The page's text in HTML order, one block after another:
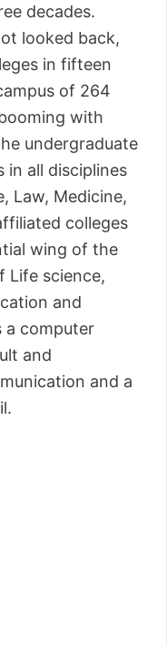
decades.
looked back,
in fifteen
of 264
with
undergraduate
in all disciplines
Law, Medicine,
colleges
wing of the
Life science,
and
a computer
and
and a